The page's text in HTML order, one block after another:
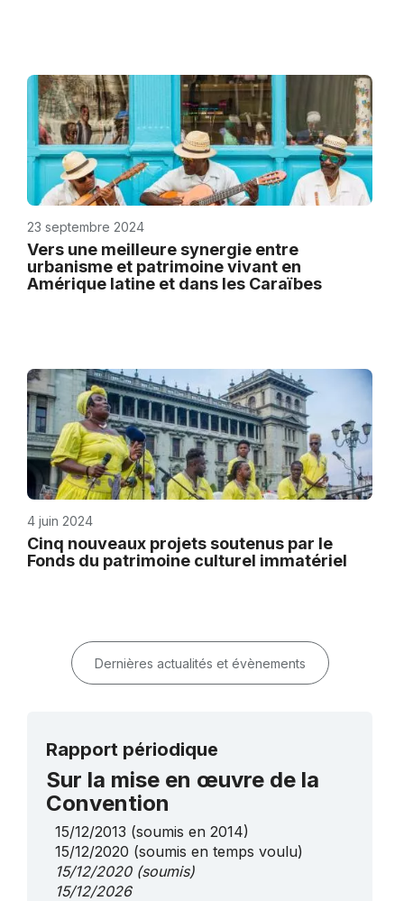
23 septembre 2024
Vers une meilleure synergie entre
urbanisme et patrimoine vivant en
Amérique latine et dans les Caraïbes
4 juin 2024
Cinq nouveaux projets soutenus par le
Fonds du patrimoine culturel immatériel
Dernières actualités et évènements
Rapport périodique
Sur la mise en œuvre de la
Convention
15/12/2013 (soumis en 2014)
15/12/2020 (soumis en temps voulu)
15/12/2020(soumis)
15/12/2026